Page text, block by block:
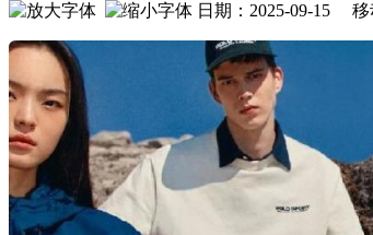
日期：2025-09-15 移